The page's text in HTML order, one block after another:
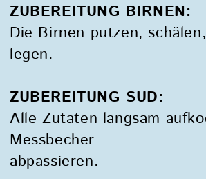
ZUBEREITUNG BIRNEN:
Die Birnen putzen,
legen.
ZUBEREITUNG SUD:
Alle Zutaten langsam
Messbecher
abpassieren.